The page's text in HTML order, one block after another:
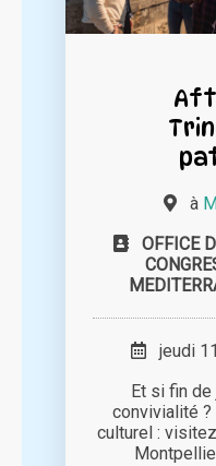
à
OFFICE
jeudi
Et si fin
convivialité ?
culturel :